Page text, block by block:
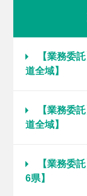
【業務委
道全域】
【業務委
道全域】
【業務委
6県】